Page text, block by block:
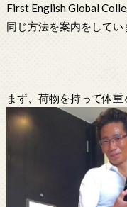
First English Global
同じ方法を案内をしてい
まず、荷物を持って体重